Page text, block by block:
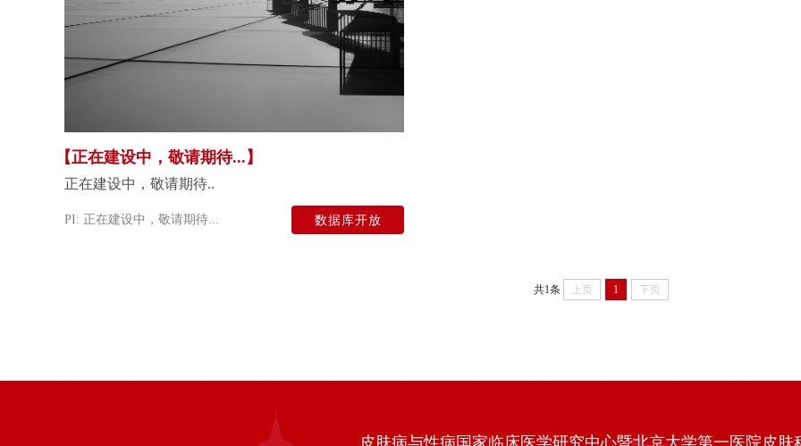
【正在建设中，敬请期待...​】
正在建设中，敬请期待..
PI: 正在建设中，敬请期待...​ 数据库开放
共1条 上页 1 下页
皮肤病与性病国家临床医学研究中心暨北京大学第一医院皮肤